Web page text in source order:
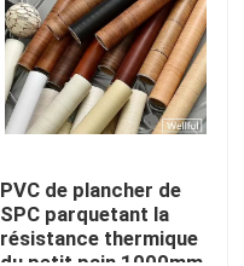
PVC de plancher de
SPC parquetant la
résistance thermique